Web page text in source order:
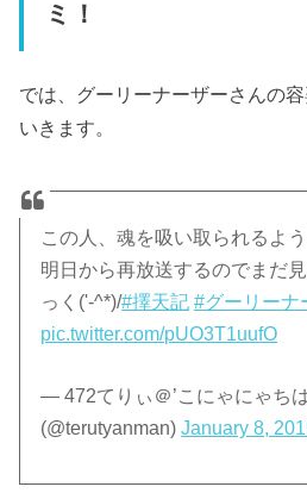
ミ！
では、グーリーナーザーさんの
いきます。
この人、魂を吸い取られるよ
明日から再放送するのでまだ
っく('-^*)/#擇天記 #グーリーナ
pic.twitter.com/pUO3T1uufO
— 472てりぃ＠’こにゃにゃち
(@terutyanman)January 8,